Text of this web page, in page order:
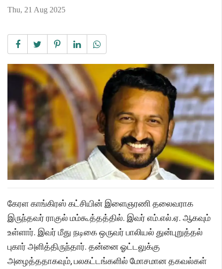
Thu, 21 Aug 2025
கேரள காங்கிரஸ் கட்சியின் இளைஞரணி தலைவராக
இருந்தவர் ராகுல் மம்கூத்தத்தில். இவர் எம்.எல்.ஏ. ஆகவும்
உள்ளார். இவர் மீது நடிகை ஒருவர் பாலியல் துன்புறுத்தல்
புகார் அளித்திருந்தார். தன்னை ஓட்டலுக்கு
அழைத்ததாகவும், பலகட்டங்களில் மோசமான தகவல்கள்